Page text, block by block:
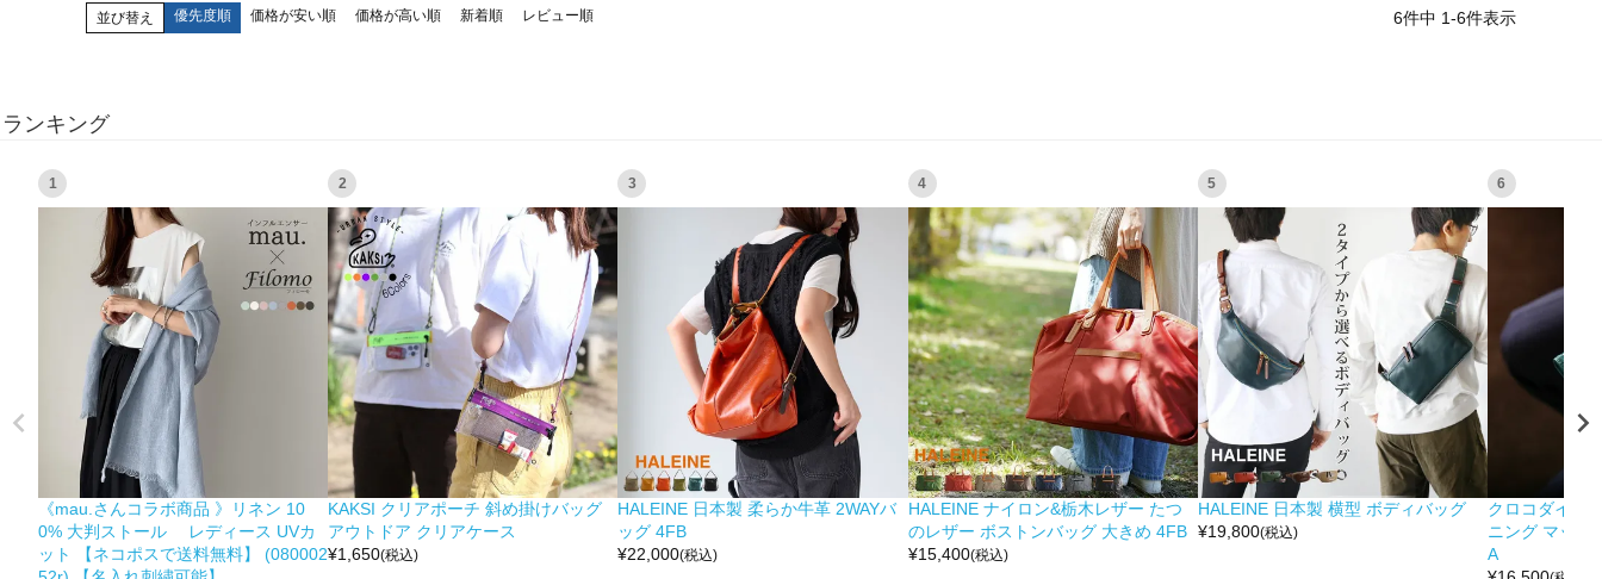
並び替え 優先度順 価格が安い順 価格が高い順 新着順 レビュー順 6件中 1-6件表示
ランキング
1
《mau.さんコラボ商品 》リネン 10
0% 大判ストール レディース UVカ
ット 【ネコポスで送料無料】 (080002
2
KAKSI クリアポーチ 斜め掛けバッグ
アウトドア クリアケース
¥1,650(税込)
3
HALEINE 日本製 柔らか牛革 2WAYバ
ッグ 4FB
¥22,000(税込)
4
HALEINE ナイロン&栃木レザー たつ
のレザー ボストンバッグ 大きめ 4FB
¥15,400(税込)
5
HALEINE 日本製 横型 ボディバッグ
¥19,800(税込)
6
クロコダイル
ニング マット
A